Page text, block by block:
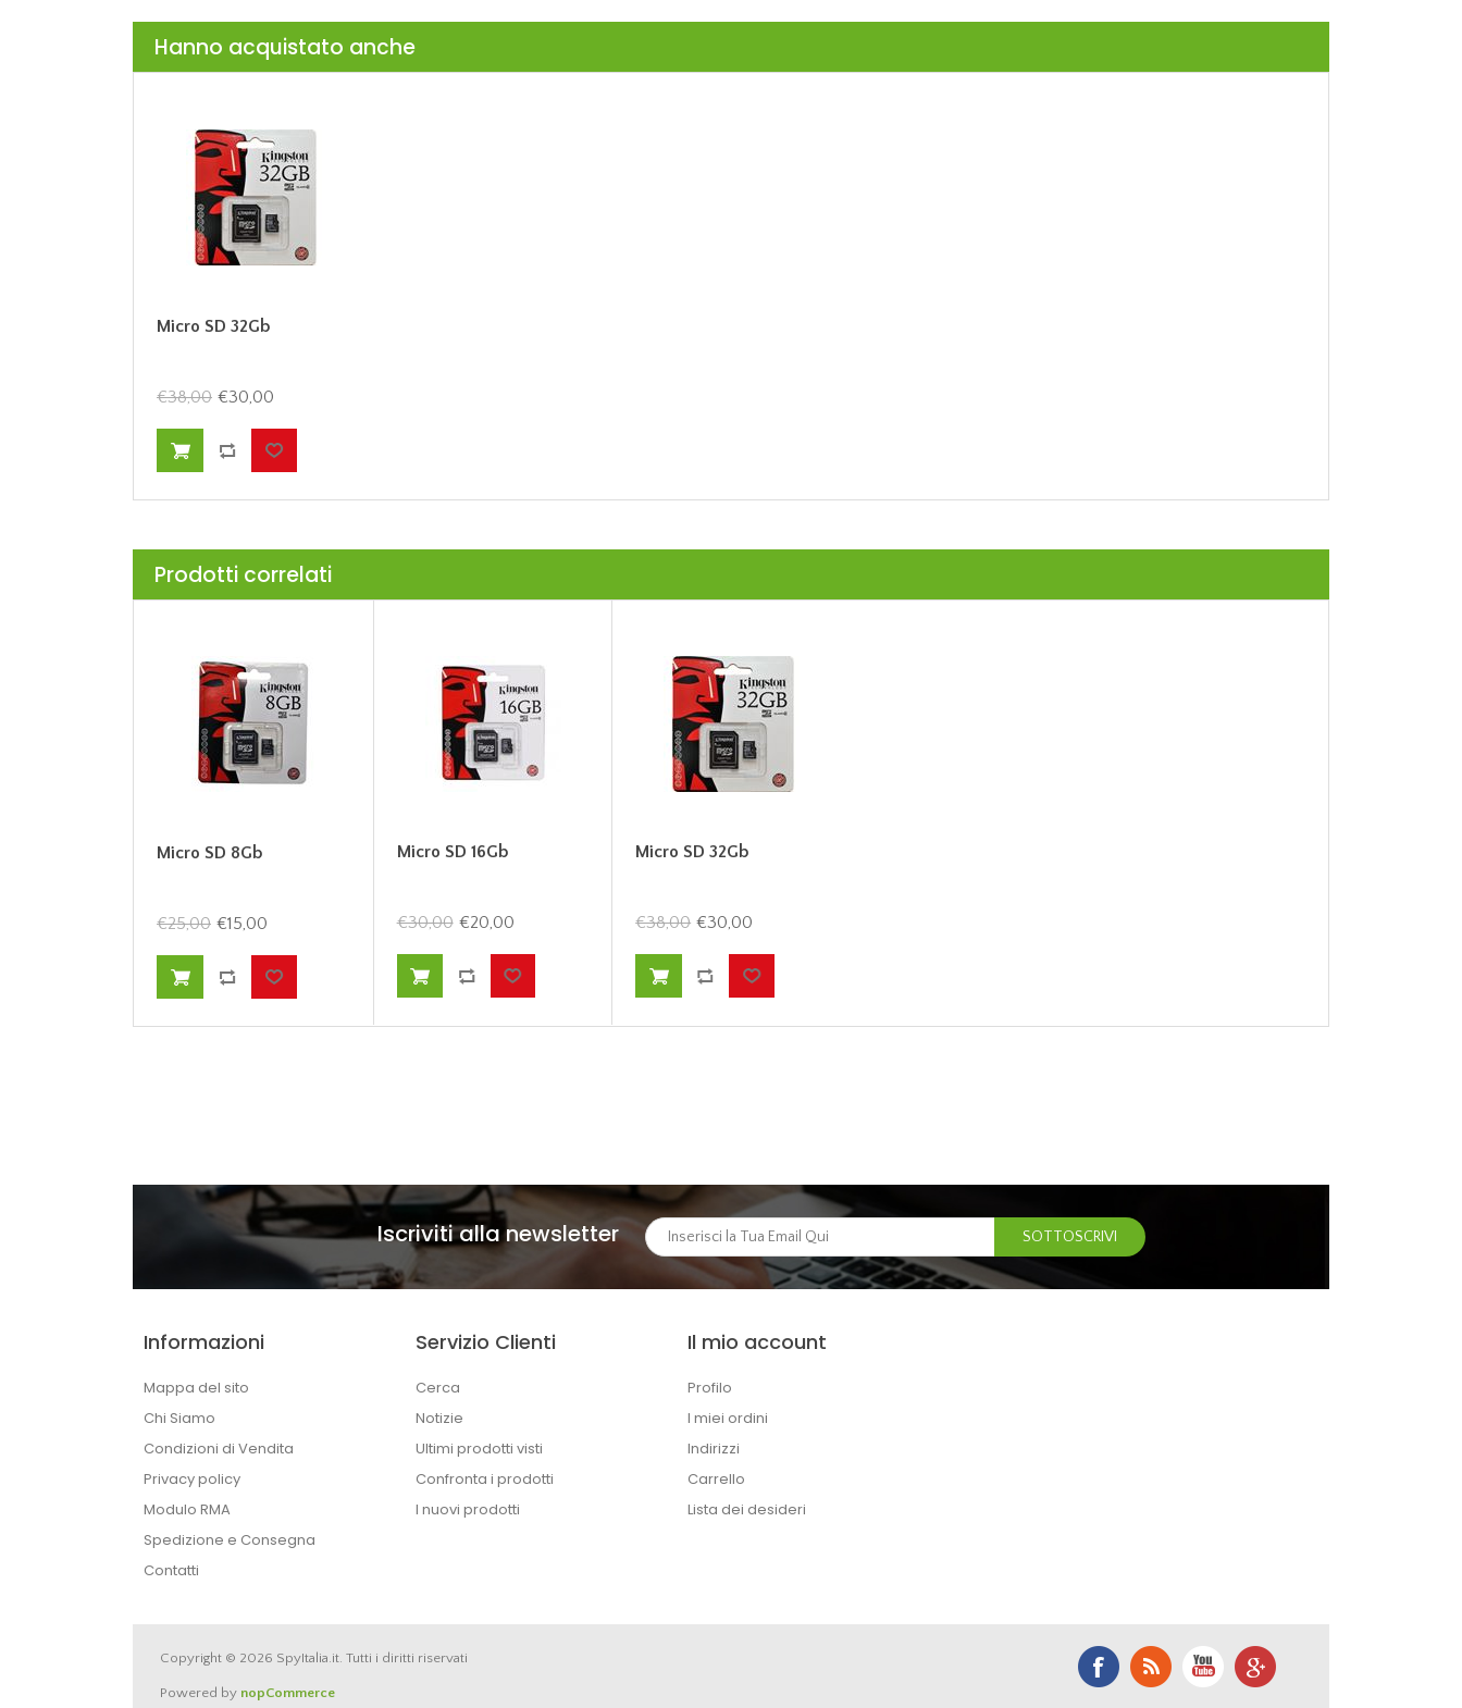
Hanno acquistato anche
Micro SD 32Gb
€38,00 €30,00
Prodotti correlati
Micro SD 8Gb
€25,00 €15,00
Micro SD 16Gb
€30,00 €20,00
Micro SD 32Gb
€38,00 €30,00
Iscriviti alla newsletter
Informazioni
Mappa del sito
Chi Siamo
Condizioni di Vendita
Privacy policy
Modulo RMA
Spedizione e Consegna
Contatti
Servizio Clienti
Cerca
Notizie
Ultimi prodotti visti
Confronta i prodotti
I nuovi prodotti
Il mio account
Profilo
I miei ordini
Indirizzi
Carrello
Lista dei desideri
Copyright © 2026 SpyItalia.it. Tutti i diritti riservati
Powered by nopCommerce